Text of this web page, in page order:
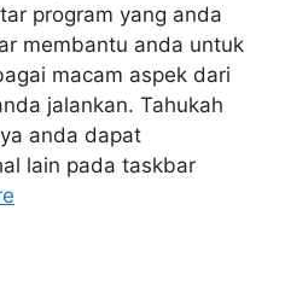
program yang anda
membantu anda untuk
macam aspek dari
jalankan. Tahukah
anda dapat
lain pada taskbar